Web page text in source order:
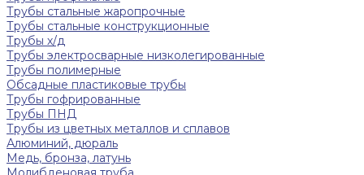
Трубы стальные жаропрочные
Трубы стальные конструкционные
Трубы х/д
Трубы электросварные низколегированные
Трубы полимерные
Обсадные пластиковые трубы
Трубы гофрированные
Трубы ПНД
Трубы из цветных металлов и сплавов
Алюминий, дюраль
Медь, бронза, латунь